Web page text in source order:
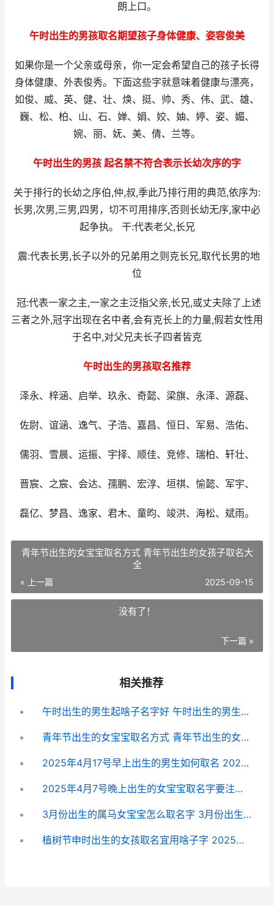
朗上口。
午时出生的男孩取名期望孩子身体健康、姿容俊美
如果你是一个父亲或母亲，你一定会希望自己的孩子长得
身体健康、外表俊秀。下面这些字就意味着健康与漂亮，
如俊、威、英、健、壮、焕、挺、帅、秀、伟、武、雄、
巍、松、柏、山、石、婵、娟、姣、妯、婷、姿、媚、
婉、丽、妩、美、倩、兰等。
午时出生的男孩 起名禁不符合表示长幼次序的字
关于排行的长幼之序伯,仲,叔,季此乃排行用的典范,依序为:
长男,次男,三男,四男，切不可用排序,否则长幼无序,家中必
起争执。 干:代表老父,长兄
震:代表长男,长子以外的兄弟用之则克长兄,取代长男的地
位
冠:代表一家之主,一家之主泛指父亲,长兄,或丈夫除了上述
三者之外,冠字出现在名中者,会有克长上的力量,假若女性用
于名中,对父兄夫长子四者皆克
午时出生的男孩取名推荐
泽永、梓涵、启举、玖永、奇懿、梁旗、永泽、源磊、
佐尉、谊涵、逸气、子浩、嘉昌、恒日、军易、浩佑、
儒羽、雪晨、运振、宇择、顺佳、竞修、瑞柏、轩壮、
晋宸、之宸、会达、孺鹏、宏淳、垣祺、愉懿、军宇、
磊亿、梦昌、逸家、君木、童昀、竣洪、海松、斌雨。
青年节出生的女宝宝取名方式 青年节出生的女孩子取名大
全
« 上一篇 2025-09-15
没有了！
下一篇 »
相关推荐
午时出生的男生起啥子名字好 午时出生的男生命运
青年节出生的女宝宝取名方式 青年节出生的女孩子取名大全
2025年4月17号早上出生的男生如何取名 2025年的4月17号是农历几月几日
2025年4月7号晚上出生的女宝宝取名字要注意啥子 19年4月7号日子好吗
3月份出生的属马女宝宝怎么取名字 3月份出生的属鼠人命运如何
植树节申时出生的女孩取名宜用啥子字 2025年植树节出生的男孩好不好